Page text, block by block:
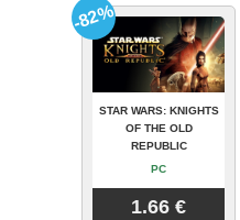
STAR WARS: KNIGHTS
OF THE OLD
REPUBLIC
PC
1.66 €
-82%